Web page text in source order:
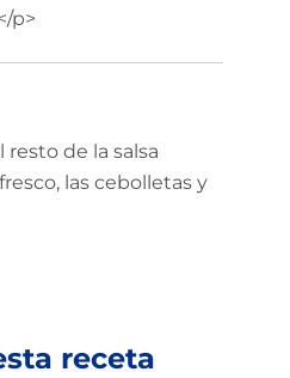
p>
resto de la salsa
las cebolletas y
receta